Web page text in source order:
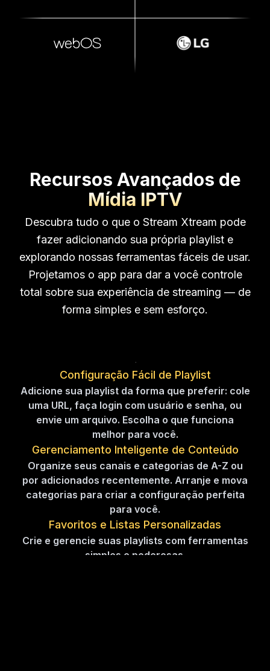
Recursos Avançados de
Mídia IPTV
Descubra tudo o que o Stream Xtream pode
fazer adicionando sua própria playlist e
explorando nossas ferramentas fáceis de usar.
Projetamos o app para dar a você controle
total sobre sua experiência de streaming — de
forma simples e sem esforço.
Configuração Fácil de Playlist
Adicione sua playlist da forma que preferir: cole
uma URL, faça login com usuário e senha, ou
envie um arquivo. Escolha o que funciona
melhor para você.
Gerenciamento Inteligente de Conteúdo
Organize seus canais e categorias de A-Z ou
por adicionados recentemente. Arranje e mova
categorias para criar a configuração perfeita
para você.
Favoritos e Listas Personalizadas
Crie e gerencie suas playlists com ferramentas
simples e poderosas.